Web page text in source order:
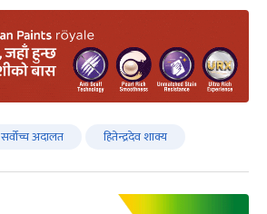
सर्वोच्च अदालत हितेन्द्रदेव शाक्य